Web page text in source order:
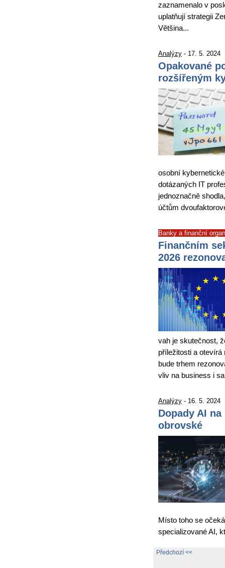
zaznamenalo v
uplatňují strategii
Většina...
Analýzy - 17. 5. 2024
Opakované
rozšířeným
osobní
dotázaných IT
jednoznačně
účtům
Banky a finanční
Finančním
2026
vah je skutečnost,
příležitosti a otevírá
bude trhem
vliv na business i
Analýzy - 16. 5. 2024
Dopady AI
obrovské
Místo toho se
specializované AI,
Předchozí <<